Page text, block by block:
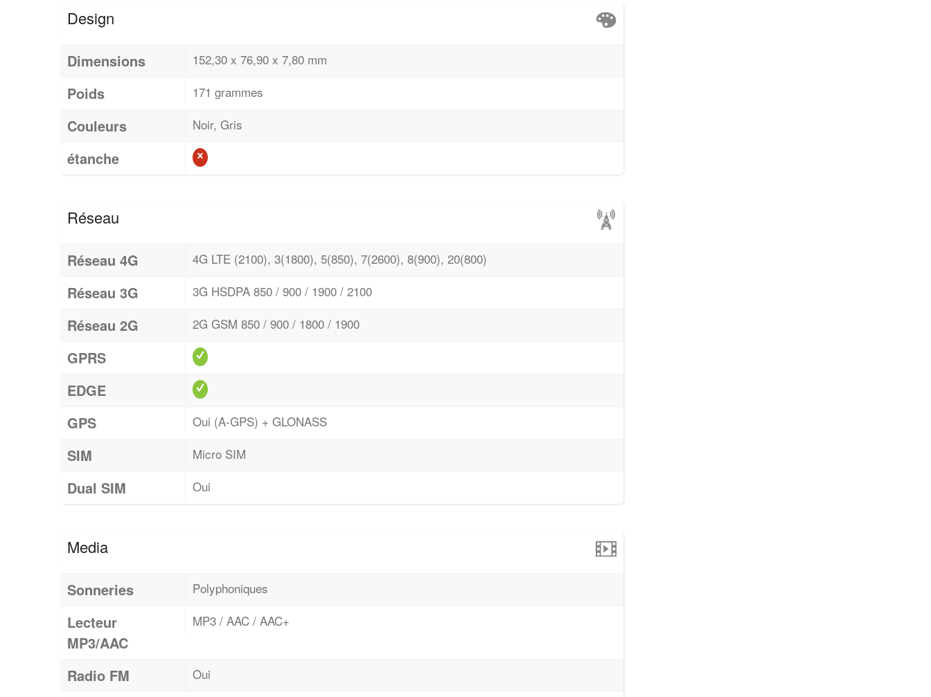
Design
Dimensions 152,30 x 76,90 x 7,80 mm
Poids 171 grammes
Couleurs Noir, Gris
étanche
Réseau
Réseau 4G 4G LTE (2100), 3(1800), 5(850), 7(2600), 8(900), 20(800)
Réseau 3G 3G HSDPA 850 / 900 / 1900 / 2100
Réseau 2G 2G GSM 850 / 900 / 1800 / 1900
GPRS
EDGE
GPS
Oui (A-GPS) + GLONASS
SIM Micro SIM
Dual SIM Oui
Media
Sonneries Polyphoniques
Lecteur
MP3/AAC
MP3 / AAC / AAC+
Radio FM Oui